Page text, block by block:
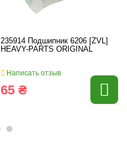
235914 Подшипник 6206 [ZVL]
HEAVY-PARTS ORIGINAL
Написать отзыв
65 ₴